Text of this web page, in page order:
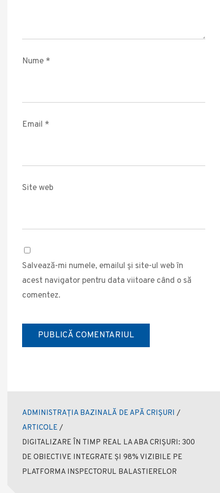
Nume *
Email *
Site web
Salvează-mi numele, emailul și site-ul web în
acest navigator pentru data viitoare când o să
comentez.
ADMINISTRAȚIA BAZINALĂ DE APĂ CRIȘURI /
ARTICOLE /
DIGITALIZARE ÎN TIMP REAL LA ABA CRIȘURI: 300
DE OBIECTIVE INTEGRATE ȘI 98% VIZIBILE PE
PLATFORMA INSPECTORUL BALASTIERELOR